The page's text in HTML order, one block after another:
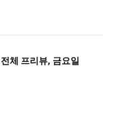
체 프리뷰, 금요일